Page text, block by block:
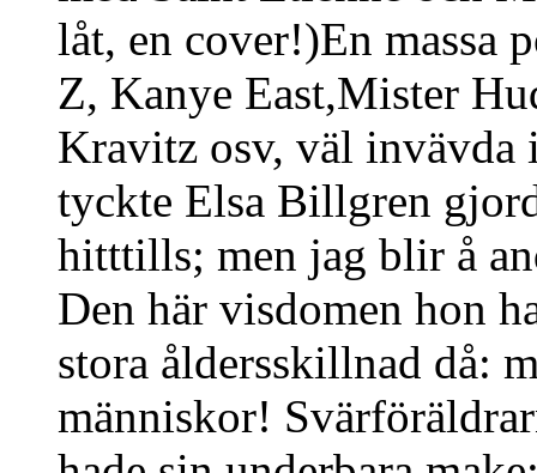
låt, en cover!)En massa
Z, Kanye East,Mister
Kravitz osv, väl invävda
tyckte Elsa Billgren
hitttills; men jag blir å
Den här visdomen hon
stora åldersskillnad då:
människor!